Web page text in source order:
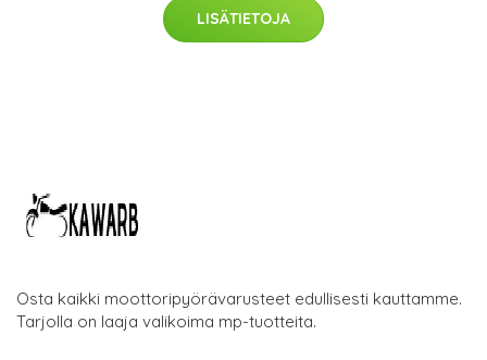
LISÄTIETOJA
Osta kaikki moottoripyörävarusteet edullisesti kauttamme.
Tarjolla on laaja valikoima mp-tuotteita.